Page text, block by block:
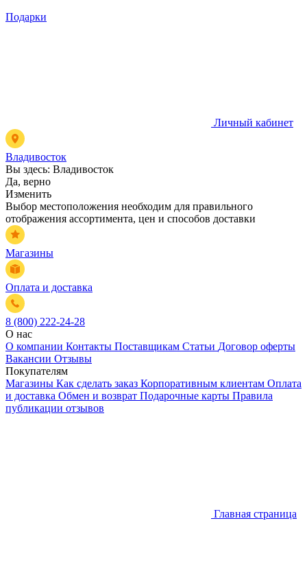
Подарки
Личный кабинет
Владивосток
Вы здесь: Владивосток
Да, верно
Изменить
Выбор местоположения необходим для правильного
отображения ассортимента, цен и способов доставки
Магазины
Оплата и доставка
8 (800) 222-24-28
О нас
О компании Контакты Поставщикам Статьи Договор оферты
Вакансии Отзывы
Покупателям
Магазины Как сделать заказ Корпоративным клиентам Оплата
и доставка Обмен и возврат Подарочные карты Правила
публикации отзывов
Главная страница